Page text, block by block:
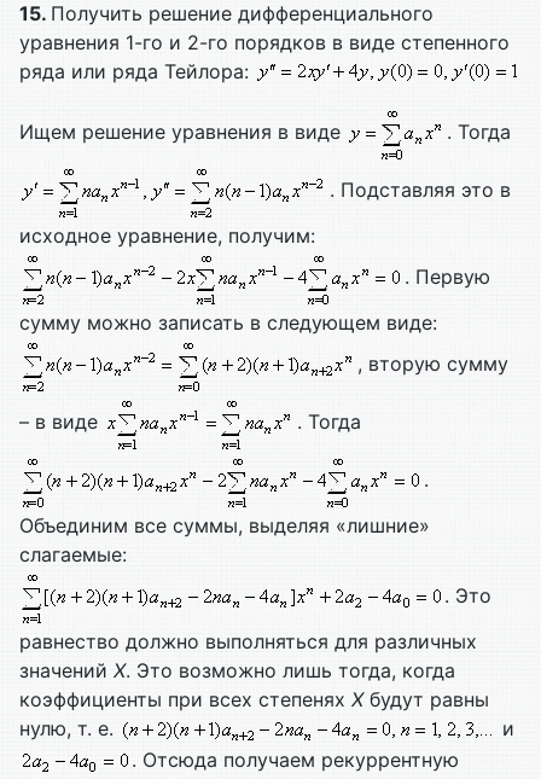
15. Получить решение дифференциального
уравнения 1-го и 2-го порядков в виде степенного
ряда или ряда Тейлора:
Ищем решение уравнения в виде . Тогда
. Подставляя это в
исходное уравнение, получим:
. Первую
сумму можно записать в следующем виде:
, вторую сумму
– в виде . Тогда
.
Объединим все суммы, выделяя «лишние»
слагаемые:
. Это
равнество должно выполняться для различных
значений X. Это возможно лишь тогда, когда
коэффициенты при всех степенях Xбудут равны
нулю, т. е.
и
. Отсюда получаем рекуррентную